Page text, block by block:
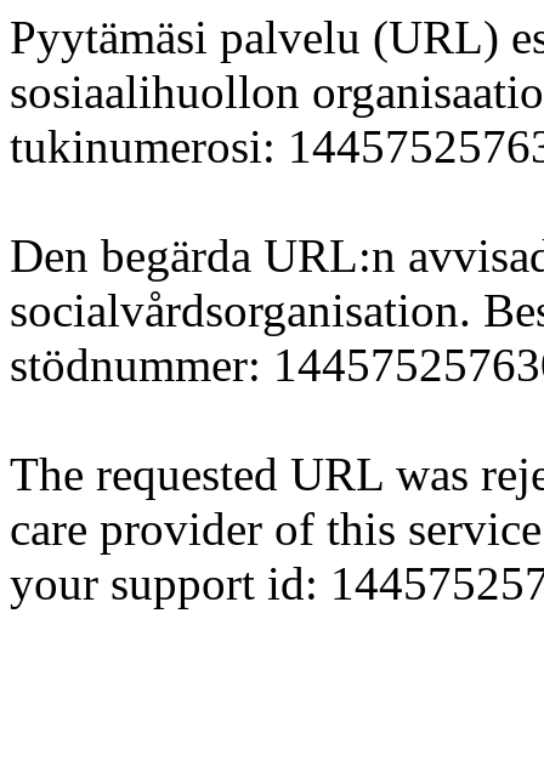
Pyytämäsi palvelu (URL)
sosiaalihuollon
tukinumerosi:
Den begärda URL:n
socialvårdsorganisation.
stödnummer:
The requested URL was
care provider of this
your support id: